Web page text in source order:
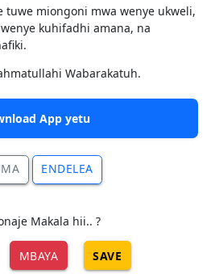
miongoni mwa wenye ukweli,
kuhifadhi amana, na
Wabarakatuh.
App yetu
ENDELEA
Makala hii.. ?
MBAYA SAVE